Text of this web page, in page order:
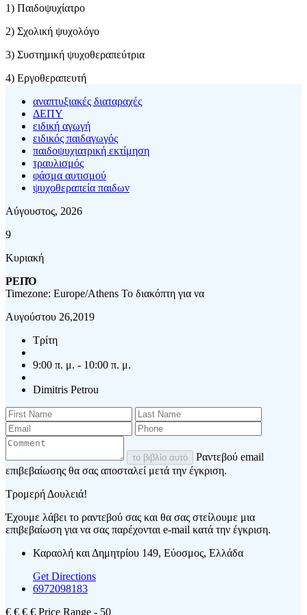
1) Παιδοψυχίατρο
2) Σχολική ψυχολόγο
3) Συστημική ψυχοθεραπεύτρια
4) Εργοθεραπευτή
αναπτυξιακές διαταραχές
ΔΕΠΥ
ειδική αγωγή
ειδικός παιδαγωγός
παιδοψυχιατρική εκτίμηση
τραυλισμός
φάσμα αυτισμού
ψυχοθεραπεία παιδων
Αύγουστος, 2026
9
Κυριακή
ΡΕΠΌ
Timezone: Europe/Athens Το διακόπτη για να
Αυγούστου 26,2019
Τρίτη
9:00 π. μ. - 10:00 π. μ.
Dimitris Petrou
το βιβλίο αυτό
Ραντεβού email
επιβεβαίωσης θα σας αποσταλεί μετά την έγκριση.
Τρομερή Δουλειά!
Έχουμε λάβει το ραντεβού σας και θα σας στείλουμε μια
επιβεβαίωση για να σας παρέχονται e-mail κατά την έγκριση.
Καραολή και Δημητρίου 149, Εύοσμος, Ελλάδα
Get Directions
6972098183
€ € € € Price Range - 50